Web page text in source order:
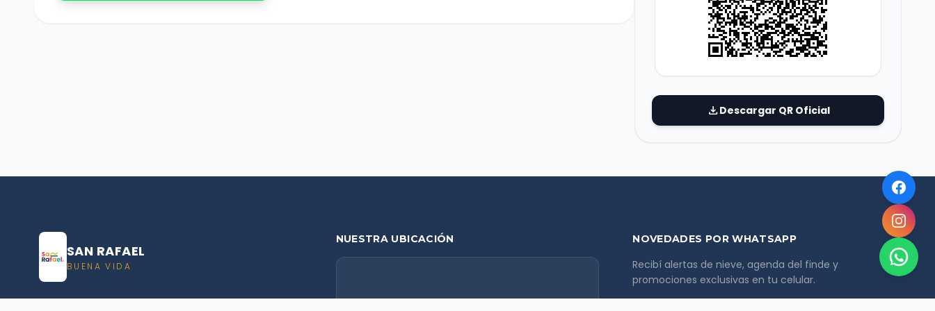
downloadDescargar QR Oficial
SAN RAFAEL
BUENA VIDA
NUESTRA UBICACIÓN NOVEDADES POR WHATSAPP
Recibí alertas de nieve, agenda del finde y
promociones exclusivas en tu celular.